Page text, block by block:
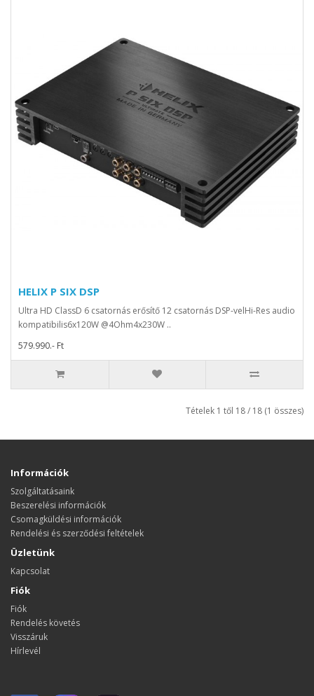
HELIX P SIX DSP
Ultra HD ClassD 6 csatornás erősítő 12 csatornás DSP-velHi-Res audio
kompatibilis6x120W @4Ohm4x230W ..
579.990.- Ft
Tételek 1 től 18 / 18 (1 összes)
Információk
Szolgáltatásaink
Beszerelési információk
Csomagküldési információk
Rendelési és szerződési feltételek
Üzletünk
Kapcsolat
Fiók
Fiók
Rendelés követés
Visszáruk
Hírlevél